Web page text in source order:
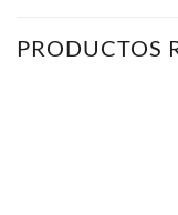
PRODUCTOS